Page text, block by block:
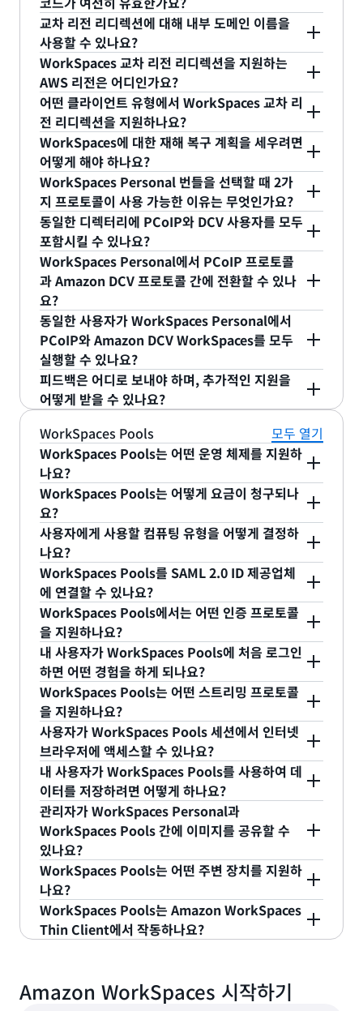
이브) 또는 루트 볼륨(C 드라이브)을 스탠바이
WorkSpaces에 복제하지 않습니다. 이렇게 하려면
데이터 복제를 활성화해야 합니다.
Multi-Region Resilience을 참조하세요.
조 리전으로 리디렉션하는 프로세스를 간소화합니다.
이는 사용자가 대기 WorkSpaces에 로그인할 때 등
록 코드를 전환하지 않아도 수행됩니다. FQDN(정규
화된 도메인 이름)을 사용자의 Amazon
WorkSpaces 등록 코드로 사용할 수 있습니다. 기본
리전에서 가동 중단이 발생한 경우 FQDN에 대한 도
메인 이름 시스템(DNS) 장애 조치 정책에 따라 사용
자를 보조 리전의 대기 WorkSpaces로 리디렉션할
수 있습니다.
라우팅 정책을 구성해야 합니다. 자세한 내용은
Amazon WorkSpaces 설명서 를 참조하세요.
예. 이전 등록 코드는 계속 사용할 수 있습니다. 사용
자는 이전 등록 코드 또는 정규화된 도메인 이름
(FQDN)으로 등록할 수 있습니다. 교차 리전 리디렉
션은 최종 사용자가 FQDN으로 등록할 때만 작동합
니다.
교차 리전 리디렉션에 대해 내부 도메인 이름을
사용할 수 있나요?
예. WorkSpaces 교차 리전 리디렉션은 퍼블릭 도메
인 이름은 물론, 프라이빗 DNS 영역의 도메인 이름과
도 연동됩니다. 최종 사용자가 퍼블릭 인터넷에서 프
라이빗 FQDN을 사용하는 경우 WorkSpaces 클라
이언트는 유효하지 않은 등록 코드를 보고하는 오류
를 반환합니다.
WorkSpaces 교차 리전 리디렉션을 지원하는
AWS 리전은 어디인가요?
WorkSpaces 교차 리전 리디렉션은 AWS
GovCloud 및 중국 리전을 제외하고Amazon
WorkSpaces를 사용할 수 있는 모든 AWS 리전에서
작동합니다.
어떤 클라이언트 유형에서 WorkSpaces 교차 리
전 리디렉션을 지원하나요?
Windows, macOS 및 Linux WorkSpaces 클라이
언트에서 교차 리전 리디렉션을 지원합니다.
WorkSpaces에 대한 재해 복구 계획을 세우려면
어떻게 해야 하나요?
WorkSpaces 다중 리전 복원력**을 교차 리전 리디
렉션과 함께 사용하여 보조 WorkSpaces 리전에 중
복 가상 데스크톱 인프라를 배포하고 가동 중단 이벤
트에 대비하여 교차 리전 장애 조치 전략을 설계합니
다. WorkSpaces 교차 리전 리디렉션은 도메인 이름
시스템(DNS) 장애 조치 및 상태 확인 기능을 활용하
여 기본 WorkSpaces 리전에 연결할 수 없는 경우 사
용자가 재해 복구 리전의 WorkSpaces에 로그인하
도록 할 수 있습니다. 자세한 내용은Amazon
WorkSpaces 설명서에서 WorkSpaces 다중 리전
복원력 및 교차 리전 리디렉션을 참조하세요.
WorkSpaces Personal 번들을 선택할 때 2가
지 프로토콜이 사용 가능한 이유는 무엇인가요?
고객에게 다양한 기술 및 비즈니스 요구 사항을 충족
하는 유연성을 제공하기 위해 노력하고 있습니다.
동일한 디렉터리에 PCoIP와 DCV 사용자를 모두
포함시킬 수 있나요?
예. 디렉터리에서 새 WorkSpaces 사용자를 프로비
저닝하는 경우 아직 해당 디렉터리에 WorkSpaces
사용자가 없다면 Amazon DCV 또는 PCoIP를 모두
활성화할 수 있습니다.
WorkSpaces Personal에서 PCoIP 프로토콜
과 Amazon DCV 프로토콜 간에 전환할 수 있나
요?
예. 지정된 사용자에 대해 WorkSpace를 프로비저닝
할 때 하나의 스트리밍 프로토콜이 선택됩니다.
WorkSpace를 프로비저닝한 후 다른 스트리밍 프로
토콜로 전환하기 위해 WorkSpace를 사용하여
WorkSpace의 프로토콜을 업데이트할 API를 마이
그레이션할 수 있습니다.
동일한 사용자가 WorkSpaces Personal에서
PCoIP와 Amazon DCV WorkSpaces를 모두
실행할 수 있나요?
예. 각 WorkSpace 유형에 대해 개별 디렉터리가 생
성되었다면 가능합니다. 단일 사용자는 동일한 디렉
터리에서 WorkSpaces에 PCoIP와 Amazon DCV를
모두 실행할 수 없습니다. 하지만 단일 디렉터리에서
PCoIP 및 DCV 기반 WorkSpaces 사용자와 DCV 기
반 사용자를 혼합하여 지원할 수 있습니다.
피드백은 어디로 보내야 하며, 추가적인 지원을
어떻게 받을 수 있나요?
문제가 발생하거나 Amazon DCV에 대한 피드백을
제공하려는 경우에는 AWS Support에 문의하세요.
WorkSpaces Pools
모두 열기
WorkSpaces Pools는 어떤 운영 체제를 지원하
나요?
WorkSpaces Pools는 Windows Server 2019 및
Windows Server 2022를 지원합니다.
WorkSpaces Pools는 어떻게 요금이 청구되나
요?
WorkSpaces Pools는 풀의 가상 데스크톱을 사용자
에게 프로비저닝할 때 저렴한 기본 월별 요금과 시간
당 사용 요금을 합산하여 시간별 요금이 청구됩니다.
이를 통해 정기적으로 사용할 경우 비용을 예측할 수
있고 가변적 또는 간헐적 요구 사항에 대해 효율적으
로 과금할 수 있습니다. 자세한 내용은WorkSpaces
요금 페이지를 참조하세요.
사용자에게 사용할 컴퓨팅 유형을 어떻게 결정하
나요?
WorkSpaces Pools를 구성할 때 풀의 번들 유형을
묻는 메시지가 표시됩니다. vCPU 1개/2GB 메모리부
터 최대 vCPU 8개/32GB 메모리까지 다양한 Value,
Standard, Performance, Power, PowerPro,
GeneralPurpose 및 가속화 그래픽 번들을 제공합
니다. 일반적으로 번들마다 해당 번들에 최적화된 워
크로드 유형에 대한 권장 사항이 제공됩니다. 고객은
초기 설치 시 성능을 모니터링하여 특정 애플리케이
션 세트에 적합한 번들을 선택했는지 확인하는 것이
좋습니다.
WorkSpaces Pools를 SAML 2.0 ID 제공업체
에 연결할 수 있나요?
예. WorkSpaces Pools는 Entra ID, Okta 등과 같
은 SAML 2.0 ID 제공업체 서비스를 지원합니다. 자
세한 내용은 설명서를 참조하세요.
WorkSpaces Pools에서는 어떤 인증 프로토콜
을 지원하나요?
WorkSpaces Pools는 SAML 2.0을 통한 인증을 지
원합니다.
내 사용자가 WorkSpaces Pools에 처음 로그인
하면 어떤 경험을 하게 되나요?
사용자는 관리자로부터 WorkSpace 풀 URL이 포함
된 프로비저닝 이메일을 받습니다. WorkSpace의 링
크를 클릭하면 등록 코드가 제공되고 사용자는 도메
인 자격 증명으로 인증할 수 있습니다. 로그인하면 사
용자는 데스크톱에 연결됩니다.
WorkSpaces Pools는 어떤 스트리밍 프로토콜
을 지원하나요?
Amazon DCV 스트리밍 프로토콜이 기본 스트리밍
기술입니다.
사용자가 WorkSpaces Pools 세션에서 인터넷
브라우저에 액세스할 수 있나요?
관리자는 네트워킹 구성을 제어하며 필요하지 않은
경우 인터넷 액세스를 제거할 수 있습니다.
내 사용자가 WorkSpaces Pools를 사용하여 데
이터를 저장하려면 어떻게 하나요?
관리자는 Amazon S3 또는 Amazon FSx와 같은 다
양한 사용자 데이터 스토리지 옵션을 구성할 수 있습
니다.
관리자가 WorkSpaces Personal과
WorkSpaces Pools 간에 이미지를 공유할 수
있나요?
예. WorkSpaces Personal과 WorkSpaces Pools
에 동일한 이미지를 사용할 수 있습니다.
WorkSpaces Pools는 어떤 주변 장치를 지원하
나요?
지원되는 장치에 대한 자세한 내용은주변 장치 설명
서를 참조하세요.
WorkSpaces Pools는 Amazon WorkSpaces
Thin Client에서 작동하나요?
WorkSpaces Personal과 WorkSpaces Pools 모
두에서 작동합니다.
Amazon WorkSpaces 시작하기